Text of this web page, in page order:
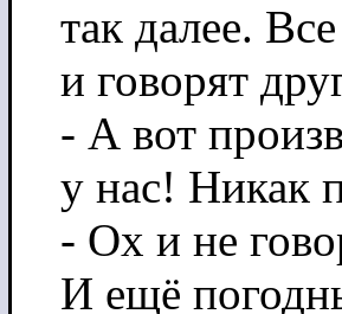
так далее.
и говорят
- А вот
у нас! Никак
- Ох и не
И ещё